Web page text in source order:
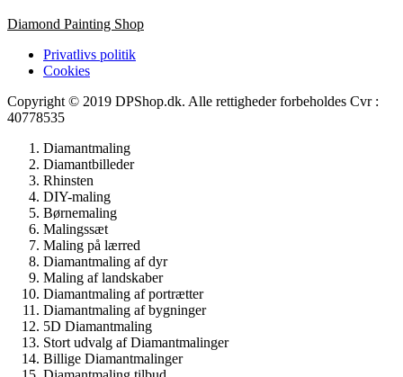
Diamond Painting Shop
Privatlivs politik
Cookies
Copyright © 2019 DPShop.dk. Alle rettigheder forbeholdes Cvr :
40778535
Diamantmaling
Diamantbilleder
Rhinsten
DIY-maling
Børnemaling
Malingssæt
Maling på lærred
Diamantmaling af dyr
Maling af landskaber
Diamantmaling af portrætter
Diamantmaling af bygninger
5D Diamantmaling
Stort udvalg af Diamantmalinger
Billige Diamantmalinger